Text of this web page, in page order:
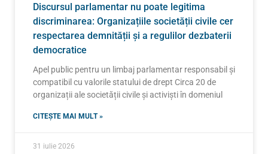
Discursul parlamentar nu poate legitima
discriminarea: Organizațiile societății civile cer
respectarea demnității și a regulilor dezbaterii
democratice
Apel public pentru un limbaj parlamentar responsabil și
compatibil cu valorile statului de drept Circa 20 de
organizații ale societății civile și activiști în domeniul
CITEȘTE MAI MULT »
31 iulie 2026